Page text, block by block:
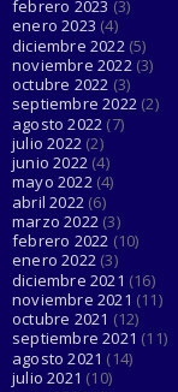
febrero 2023 (3)
enero 2023 (4)
diciembre 2022 (5)
noviembre 2022(3)
octubre 2022 (3)
septiembre 2022 (2)
agosto 2022 (7)
julio 2022 (2)
junio 2022 (4)
mayo 2022(4)
abril 2022 (6)
marzo 2022 (3)
febrero 2022 (10)
enero 2022 (3)
diciembre 2021 (16)
noviembre 2021 (11)
octubre 2021 (12)
septiembre 2021 (11)
agosto 2021 (14)
julio 2021 (10)